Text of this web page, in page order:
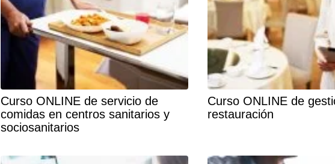
Curso ONLINE de servicio de
comidas en centros sanitarios y
sociosanitarios
Curso ONLINE de
restauración